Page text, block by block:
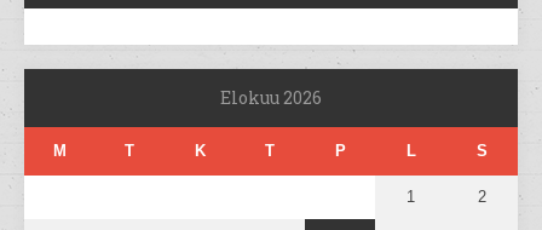
Elokuu 2026
M T K T P L S
1 2